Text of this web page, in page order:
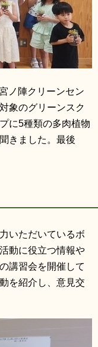
ノ陣クリーンセン
象のグリーンスク
に5種類の多肉植物
きました。最後
いただいているボ
動に役立つ情報や
講習会を開催して
を紹介し、意見交